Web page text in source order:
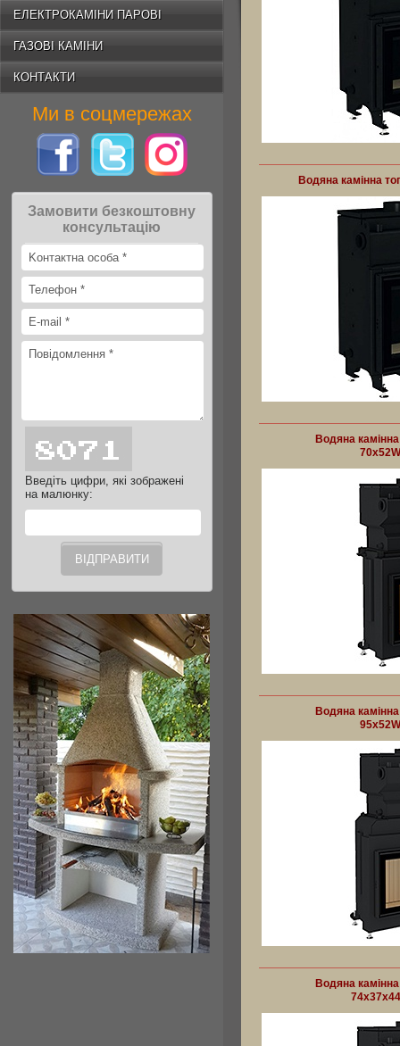
ЕЛЕКТРОКАМІНИ ПАРОВІ
ГАЗОВІ КАМІНИ
КОНТАКТИ
Ми в соцмережах
Замовити безкоштовну
консультацію
Введіть цифри, які зображені
на малюнку:
Водяна камінна
Водяна
Водяна
Водяна